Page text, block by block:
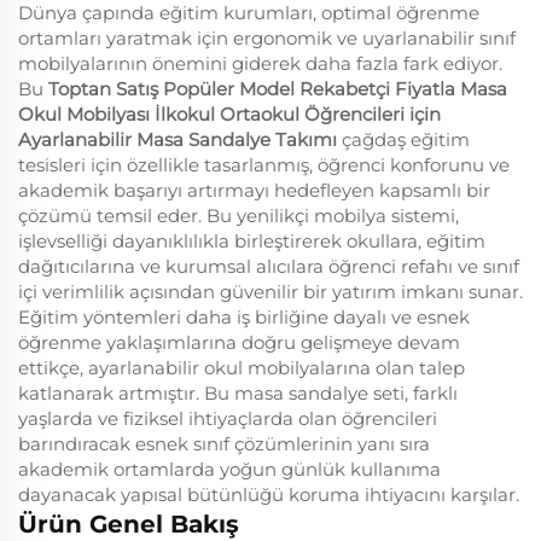
Dünya çapında eğitim kurumları, optimal öğrenme
ortamları yaratmak için ergonomik ve uyarlanabilir sınıf
mobilyalarının önemini giderek daha fazla fark ediyor.
Bu Toptan Satış Popüler Model Rekabetçi Fiyatla Masa
Okul Mobilyası İlkokul Ortaokul Öğrencileri için
Ayarlanabilir Masa Sandalye Takımı çağdaş eğitim
tesisleri için özellikle tasarlanmış, öğrenci konforunu ve
akademik başarıyı artırmayı hedefleyen kapsamlı bir
çözümü temsil eder. Bu yenilikçi mobilya sistemi,
işlevselliği dayanıklılıkla birleştirerek okullara, eğitim
dağıtıcılarına ve kurumsal alıcılara öğrenci refahı ve sınıf
içi verimlilik açısından güvenilir bir yatırım imkanı sunar.
Eğitim yöntemleri daha iş birliğine dayalı ve esnek
öğrenme yaklaşımlarına doğru gelişmeye devam
ettikçe, ayarlanabilir okul mobilyalarına olan talep
katlanarak artmıştır. Bu masa sandalye seti, farklı
yaşlarda ve fiziksel ihtiyaçlarda olan öğrencileri
barındıracak esnek sınıf çözümlerinin yanı sıra
akademik ortamlarda yoğun günlük kullanıma
dayanacak yapısal bütünlüğü koruma ihtiyacını karşılar.
Ürün Genel Bakış